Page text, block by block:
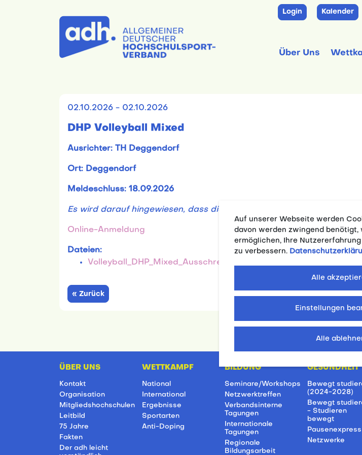
Login Kalender
Über Uns
02.10.2026 - 02.10.2026
DHP Volleyball Mixed
Ausrichter: TH Deggendorf
Ort: Deggendorf
Meldeschluss: 18.09.2026
Es wird darauf hingewiesen, dass die Teilnehmenden ggf. flexible
Online-Anmeldung
Dateien:
Volleyball_DHP_Mixed_Ausschreibung_2026_CD.pdf
« Zurück
ÜBER UNS
Kontakt
Organisation
Mitgliedshochschulen
Leitbild
75 Jahre
Fakten
Der adh leicht
WETTKAMPF
National
International
Ergebnisse
Sportarten
Anti-Doping
BILDUNG
Seminare/Workshops
Netzwerktreffen
Verbandsinterne
Tagungen
Internationale
Tagungen
Regionale
Bildungsarbeit
GESUNDHEIT
Bewegt
(2024-2028)
Bewegt
- Studieren
bewegt
Pausenexpress
Netzwerke
Auf unserer Webseite werden
davon werden zwingend benötigt,
ermöglichen, Ihre
zu verbessern.
Einstellungen
Alle
Alle